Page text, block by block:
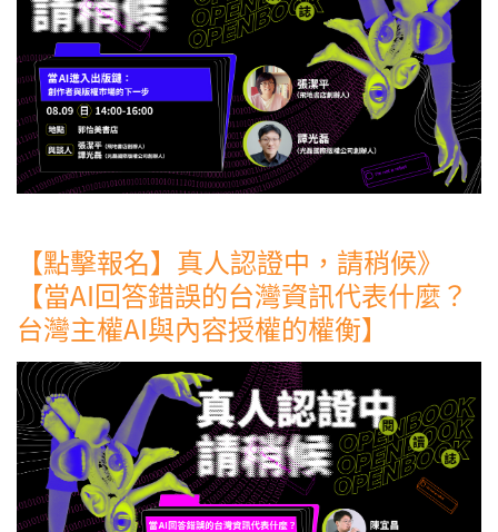
【點擊報名】真人認證中，請稍候》
【當AI回答錯誤的台灣資訊代表什麼？
台灣主權AI與內容授權的權衡】